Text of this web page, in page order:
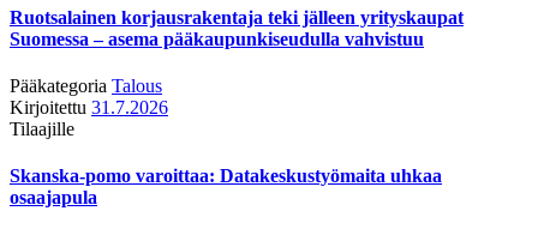
Ruotsalainen korjausrakentaja teki jälleen yrityskaupat
Suomessa – asema pääkaupunkiseudulla vahvistuu
Pääkategoria Talous
Kirjoitettu 31.7.2026
Tilaajille
Skanska-pomo varoittaa: Datakeskustyömaita uhkaa
osaajapula